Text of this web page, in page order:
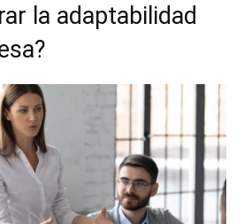
la adaptabilidad